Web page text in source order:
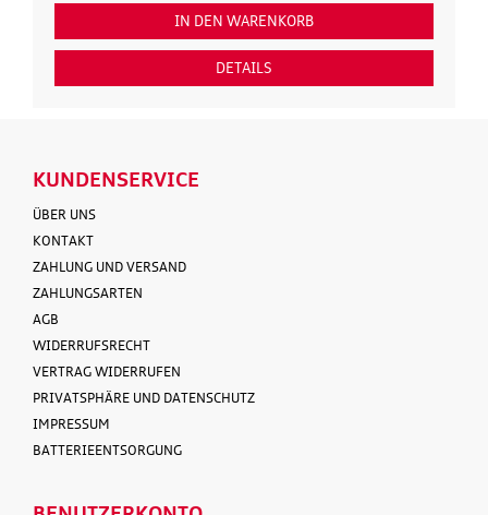
IN DEN WARENKORB
DETAILS
KUNDENSERVICE
ÜBER UNS
KONTAKT
ZAHLUNG UND VERSAND
ZAHLUNGSARTEN
AGB
WIDERRUFSRECHT
VERTRAG WIDERRUFEN
PRIVATSPHÄRE UND DATENSCHUTZ
IMPRESSUM
BATTERIEENTSORGUNG